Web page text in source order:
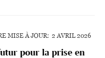
MISE À JOUR: 2 AVRIL 2026
pour la prise en